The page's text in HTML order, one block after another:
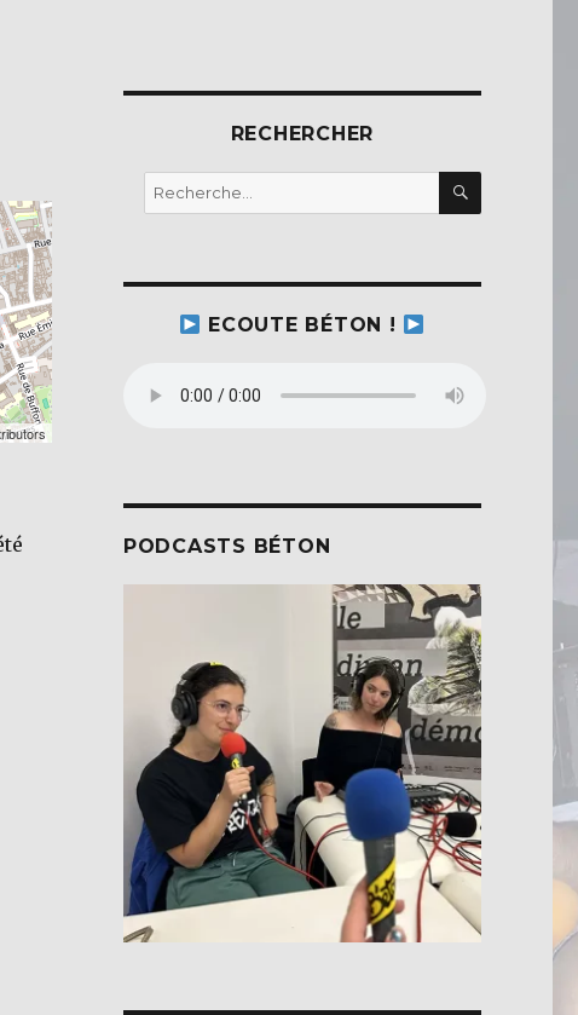
RECHERCHER
Recherche
pour :
ECOUTE BÉTON !
PODCASTS BÉTON